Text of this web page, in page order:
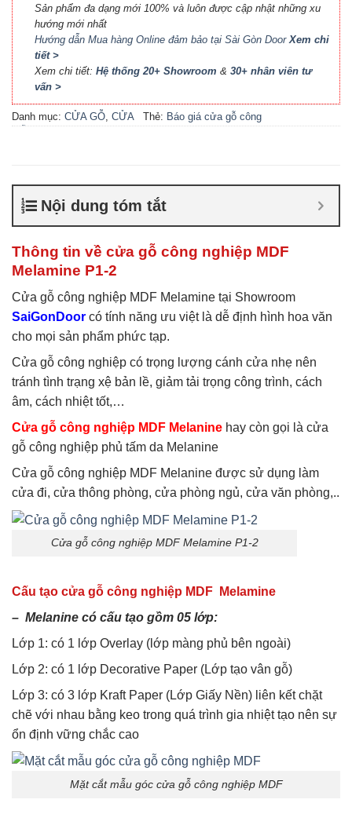
Sản phẩm đa dạng mới 100% và luôn được cập nhật những xu
hướng mới nhất
Hướng dẫn Mua hàng Online đảm bảo tại Sài Gòn DoorXem chi
tiết >
Xem chi tiết: Hệ thống 20+ Showroom & 30+ nhân viên tư
vấn >
Danh mục: CỬA GỖ, CỬA
Thẻ: Báo giá cửa gỗ công
nghiệp chống ẩm
công nghiệp sơn trắng
gỗ MDF Laminate,Cửa gỗ
MDF Melamine
MDF phủ Melamine
Nội dung tóm tắt
Thông tin về cửa gỗ công nghiệp MDF
Melamine P1-2
Cửa gỗ công nghiệp MDF Melamine tại Showroom
SaiGonDoor có tính năng ưu việt là dễ định hình hoa văn
cho mọi sản phẩm phức tạp.
Cửa gỗ công nghiệp có trọng lượng cánh cửa nhẹ nên
tránh tình trạng xệ bản lề, giảm tải trọng công trình, cách
âm, cách nhiệt tốt,…
Cửa gỗ công nghiệp MDF Melanine hay còn gọi là cửa
gỗ công nghiệp phủ tấm da Melanine
Cửa gỗ công nghiệp MDF Melanine được sử dụng làm
cửa đi, cửa thông phòng, cửa phòng ngủ, cửa văn phòng,..
Cửa gỗ công nghiệp MDF Melamine P1-2
Cấu tạo cửa gỗ công nghiệp MDF Melamine
– Melanine có cấu tạo gồm 05 lớp:
Lớp 1: có 1 lớp Overlay (lớp màng phủ bên ngoài)
Lớp 2: có 1 lớp Decorative Paper (Lớp tạo vân gỗ)
Lớp 3: có 3 lớp Kraft Paper (Lớp Giấy Nền) liên kết chặt
chẽ với nhau bằng keo trong quá trình gia nhiệt tạo nên sự
ổn định vững chắc cao
Mặt cắt mẫu góc cửa gỗ công nghiệp MDF